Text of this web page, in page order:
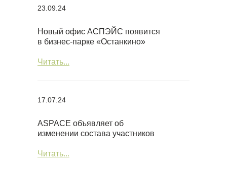
23.09.24
Новый офис АСПЭЙС появится
в бизнес-парке «Останкино»
Читать...
17.07.24
ASPACE объявляет об
изменении состава участников
Читать...